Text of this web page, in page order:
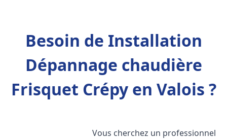
Besoin de Installation
Dépannage chaudière
Frisquet Crépy en Valois ?
Vous cherchez un professionnel